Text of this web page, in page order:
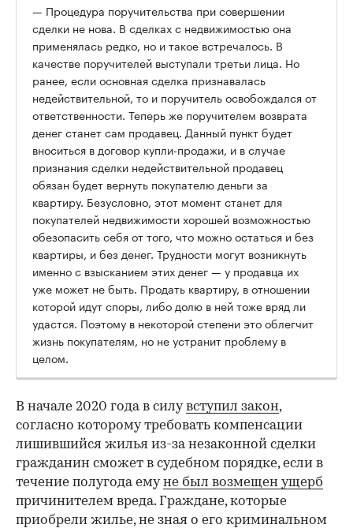
— Процедура поручительства при совершении
сделки не нова. В сделках с недвижимостью она
применялась редко, но и такое встречалось. В
качестве поручителей выступали третьи лица. Но
ранее, если основная сделка признавалась
недействительной, то и поручитель освобождался от
ответственности. Теперь же поручителем возврата
денег станет сам продавец. Данный пункт будет
вноситься в договор купли-продажи, и в случае
признания сделки недействительной продавец
обязан будет вернуть покупателю деньги за
квартиру. Безусловно, этот момент станет для
покупателей недвижимости хорошей возможностью
обезопасить себя от того, что можно остаться и без
квартиры, и без денег. Трудности могут возникнуть
именно с взысканием этих денег — у продавца их
уже может не быть. Продать квартиру, в отношении
которой идут споры, либо долю в ней тоже вряд ли
удастся. Поэтому в некоторой степени это облегчит
жизнь покупателям, но не устранит проблему в
целом.
В начале 2020 года в силувступил закон,
согласно которому требовать компенсации
лишившийся жилья из-за незаконной сделки
гражданин сможет в судебном порядке, если в
течение полугода емуне был возмещен ущерб
причинителем вреда. Граждане, которые
приобрели жилье, не зная о его криминальном